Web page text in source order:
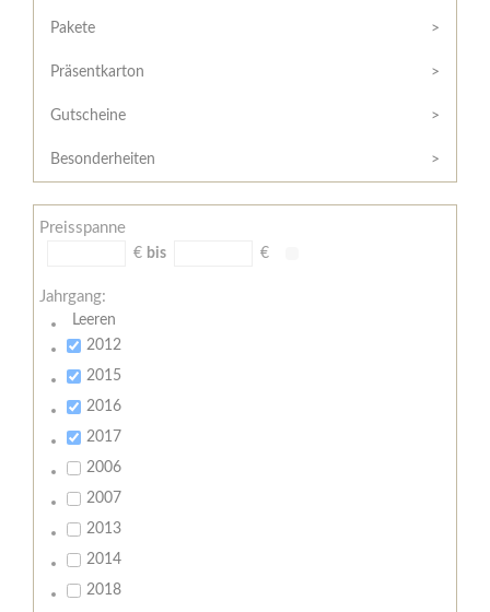
/
Widerrufsformular
AGB
Zahlungsbedingungen
Meine
Pakete
Präsentkarton
Gutscheine
Besonderheiten
Preisspanne
€ bis €
Jahrgang:
Leeren
2012
2015
2016
2017
2006
2007
2013
2014
2018